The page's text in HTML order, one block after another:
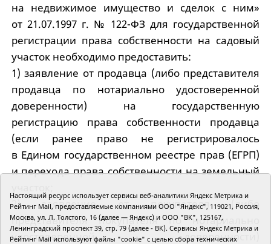
на недвижимое имущество и сделок с ним»
от 21.07.1997 г. № 122-ФЗ для государственной
регистрации права собственности на садовый
участок необходимо предоставить:
1) заявление от продавца (либо представителя
продавца по нотариально удостоверенной
доверенности) на государственную
регистрацию права собственности продавца
(если ранее право не регистрировалось
в Едином государственном реестре прав (ЕГРП)
и перехода права собственности на земельный
2) заявление от покупателя (либо
представителя покупателя по нотариально
удостоверенной доверенности)
Настоящий ресурс использует сервисы веб-аналитики Яндекс Метрика и
Рейтинг Mail, предоставляемые компаниями ООО "Яндекс", 119021, Россия,
Москва, ул. Л. Толстого, 16 (далее — Яндекс) и ООО "ВК", 125167,
Ленинградский проспект 39, стр. 79 (далее - ВК). Сервисы Яндекс Метрика и
Рейтинг Mail используют файлы "cookie" с целью сбора технических